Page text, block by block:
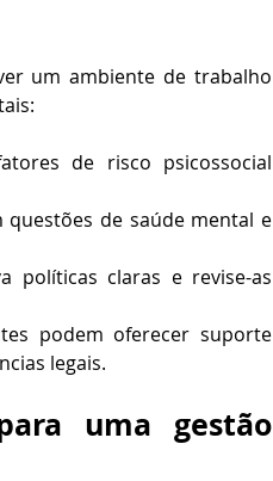
um ambiente de trabalho
de risco psicossocial
de saúde mental e
políticas claras e revise-as
podem oferecer suporte
legais.
uma gestão